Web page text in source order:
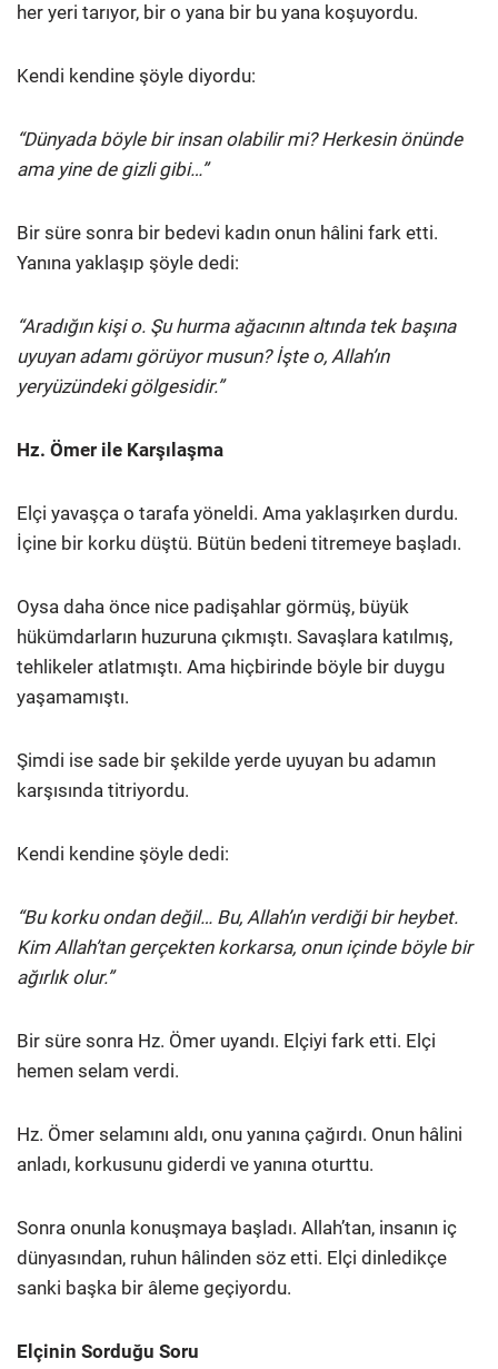
her yeri tarıyor, bir o yana bir bu yana koşuyordu.
Kendi kendine şöyle diyordu:
“Dünyada böyle bir insan olabilir mi? Herkesin önünde
ama yine de gizli gibi…”
Bir süre sonra bir bedevi kadın onun hâlini fark etti.
Yanına yaklaşıp şöyle dedi:
“Aradığın kişi o. Şu hurma ağacının altında tek başına
uyuyan adamı görüyor musun? İşte o, Allah’ın
yeryüzündeki gölgesidir.”
Hz. Ömer ile Karşılaşma
Elçi yavaşça o tarafa yöneldi. Ama yaklaşırken durdu.
İçine bir korku düştü. Bütün bedeni titremeye başladı.
Oysa daha önce nice padişahlar görmüş, büyük
hükümdarların huzuruna çıkmıştı. Savaşlara katılmış,
tehlikeler atlatmıştı. Ama hiçbirinde böyle bir duygu
yaşamamıştı.
Şimdi ise sade bir şekilde yerde uyuyan bu adamın
karşısında titriyordu.
Kendi kendine şöyle dedi:
“Bu korku ondan değil… Bu, Allah’ın verdiği bir heybet.
Kim Allah’tan gerçekten korkarsa, onun içinde böyle bir
ağırlık olur.”
Bir süre sonra Hz. Ömer uyandı. Elçiyi fark etti. Elçi
hemen selam verdi.
Hz. Ömer selamını aldı, onu yanına çağırdı. Onun hâlini
anladı, korkusunu giderdi ve yanına oturttu.
Sonra onunla konuşmaya başladı. Allah’tan, insanın iç
dünyasından, ruhun hâlinden söz etti. Elçi dinledikçe
sanki başka bir âleme geçiyordu.
Elçinin Sorduğu Soru